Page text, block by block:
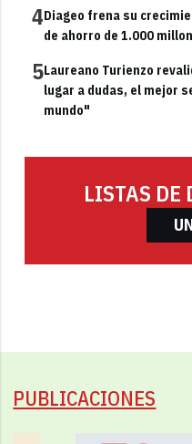
4Diageo frena su
de ahorro de 1.000
5Laureano Turienzo
lugar a dudas, el mejor
mundo"
LISTAS DE
PUBLICACIONES